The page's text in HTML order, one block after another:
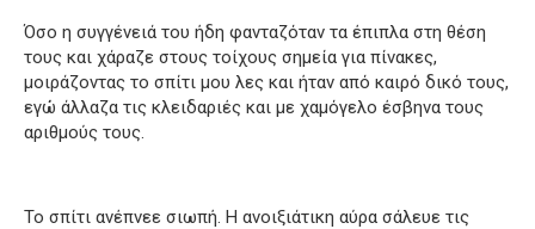
Όσο η συγγένειά του ήδη φανταζόταν τα έπιπλα στη θέση
τους και χάραζε στους τοίχους σημεία για πίνακες,
μοιράζοντας το σπίτι μου λες και ήταν από καιρό δικό τους,
εγώ άλλαζα τις κλειδαριές και με χαμόγελο έσβηνα τους
αριθμούς τους.
Το σπίτι ανέπνεε σιωπή. Η ανοιξιάτικη αύρα σάλευε τις